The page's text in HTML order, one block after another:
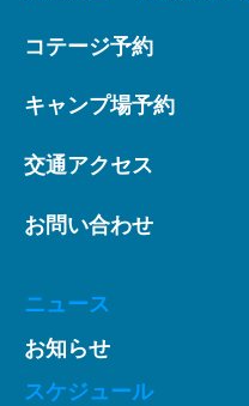
コテージ予約
キャンプ場予約
交通アクセス
お問い合わせ
ニュース
お知らせ
スケジュール